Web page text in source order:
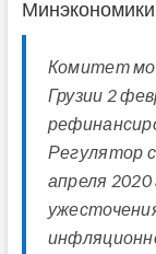
Комитет
Грузии 2
Регулятор
апреля 2020